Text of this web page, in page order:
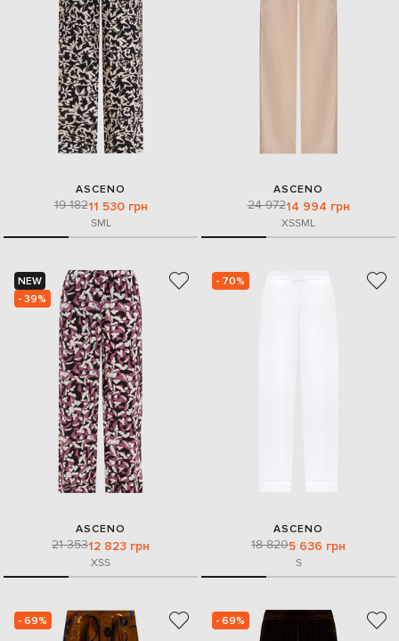
ASCENO
19 18211 530 грн
SML
ASCENO
24 97214 994 грн
XSSML
NEW
- 39%
ASCENO
21 35312 823 грн
XSS
- 70%
ASCENO
18 8205 636 грн
S
- 69% - 69%